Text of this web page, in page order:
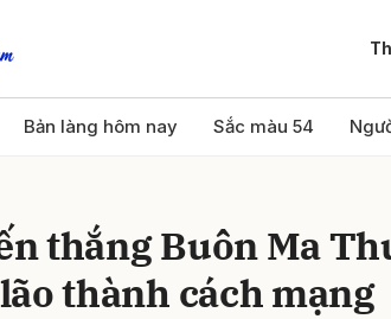
Bản làng hôm nay Sắc màu 54
thắng Buôn Ma
thành cách mạng
bình luận